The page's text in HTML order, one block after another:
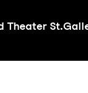
Theater